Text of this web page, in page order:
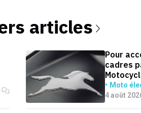
articles
Pour
cadres
Moto
4 août